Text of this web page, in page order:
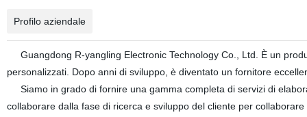
Profilo aziendale
Guangdong R-yangling Electronic Technology Co., Ltd. È un
personalizzati. Dopo anni di sviluppo, è diventato un fornitore
Siamo in grado di fornire una gamma completa di servizi di
collaborare dalla fase di ricerca e sviluppo del cliente per